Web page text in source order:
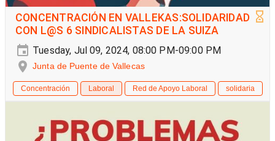
CONCENTRACIÓN EN VALLEKAS:SOLIDARIDAD
CON L@S 6 SINDICALISTAS DE LA SUIZA
Tuesday, Jul 09, 2024, 08:00 PM-09:00 PM
Junta de Puente de Vallecas
Concentración Laboral Red de Apoyo Laboral solidaria